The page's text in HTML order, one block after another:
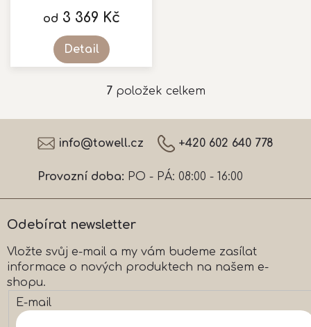
od 3 369 Kč
Detail
O
l
á
d
c
p
y
v
i
7položek celkem
í
info@towell.cz +420 602 640 778
Provozní doba: PO - PÁ: 08:00 - 16:00
Odebírat newsletter
Vložte svůj e-mail a my vám budeme zasílat
informace o nových produktech na našem e-
shopu.
E-mail